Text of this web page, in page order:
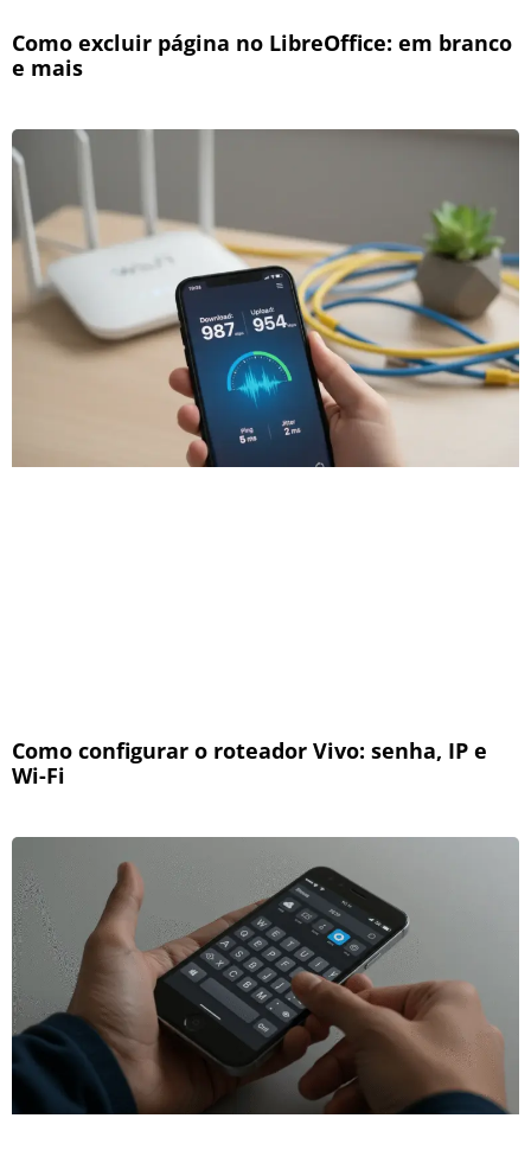
Como excluir página no LibreOffice: em branco
e mais
Como configurar o roteador Vivo: senha, IP e
Wi-Fi